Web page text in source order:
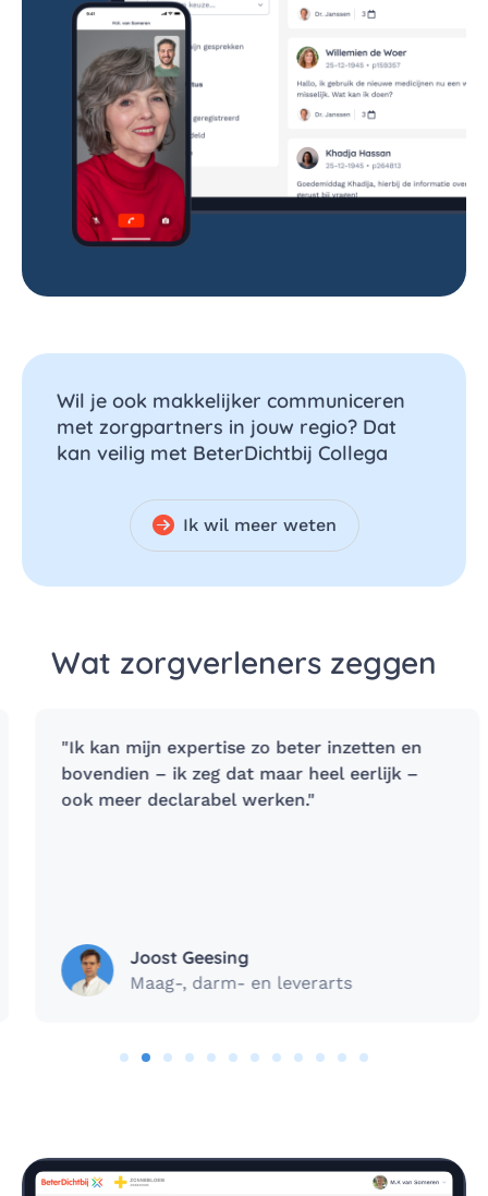
Wil je ook makkelijker communiceren
met zorgpartners in jouw regio? Dat
kan veilig met BeterDichtbij Collega
Ik wil meer weten
Wat zorgverleners zeggen
"Ik kan mijn expertise zo beter inzetten en
bovendien – ik zeg dat maar heel eerlijk –
ook meer declarabel werken."
Joost Geesing
Maag-, darm- en leverarts